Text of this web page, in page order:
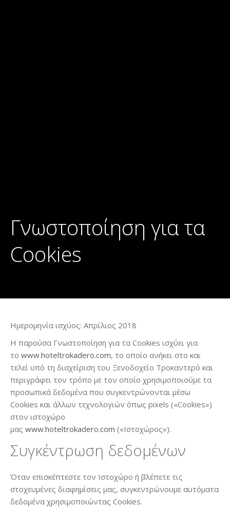
Γνωστοποίηση για τα
Cookies
Ημερομηνία ισχύος: Απρίλιος 2018
Η παρούσα Γνωστοποίηση για τα Cookies ισχύει για
το www.hoteltrokadero.com, το οποίο ανήκει στο και
τελεί υπό τη διαχείριση του Ξενοδοχείο Τροκαντερό και
περιγράφει τον τρόπο με τον οποίο χρησιμοποιούμε τα
προσωπικά δεδομένα που συγκεντρώνονται μέσω
Cookies και άλλων τεχνολογιών όπως pixels («Cookies»)
στον ιστοχώρο
μας www.hoteltrokadero.com («Ιστοχώρος»).
Συγκέντρωση δεδομένων
Όταν επισκέπτεστε τον Ιστοχώρο ή βλέπετε τις
στοχευμένες διαφημίσεις μας, συγκεντρώνουμε αυτόματα
δεδομένα χρησιμοποιώντας Cookies.